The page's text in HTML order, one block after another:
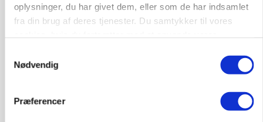
oplysninger, du har givet dem, eller som de har indsamlet
fra din brug af deres tjenester. Du samtykker til vores
Nødvendig
Præferencer
På døgnvagt i høsten